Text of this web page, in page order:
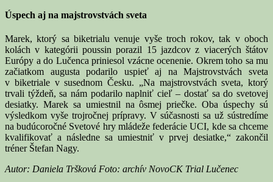
Úspech aj na majstrovstvách sveta
Marek, ktorý sa biketrialu venuje vyše troch rokov, tak v oboch
kolách v kategórii poussin porazil 15 jazdcov z viacerých štátov
Európy a do Lučenca priniesol vzácne ocenenie. Okrem toho sa mu
začiatkom augusta podarilo uspieť aj na Majstrovstvách sveta
v biketriale v susednom Česku. „Na majstrovstvách sveta, ktorý
trvali týždeň, sa nám podarilo naplniť cieľ – dostať sa do svetovej
desiatky. Marek sa umiestnil na ôsmej priečke. Oba úspechy sú
výsledkom vyše trojročnej prípravy. V súčasnosti sa už sústredíme
na budúcoročné Svetové hry mládeže federácie UCI, kde sa chceme
kvalifikovať a následne sa umiestniť v prvej desiatke,“ zakončil
tréner Štefan Nagy.
Autor: Daniela Tršková Foto: archív NovoCK Trial Lučenec